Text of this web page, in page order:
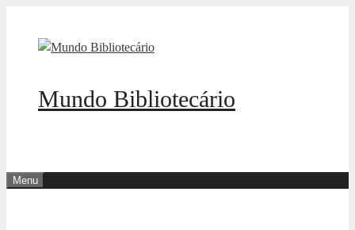
Mundo Bibliotecário
Menu